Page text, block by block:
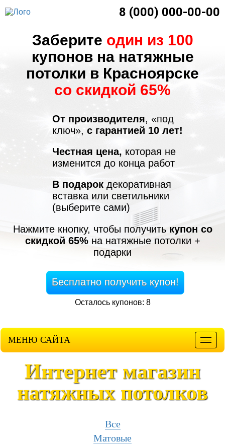
8 (000) 000-00-00
Заберите один из 100
купонов на натяжные
потолки в Красноярске
со скидкой 65%
От производителя, «под
ключ», с гарантией 10 лет!
Честная цена, которая не
изменится до конца работ
В подарок декоративная
вставка или светильники
(выберите сами)
Нажмите кнопку, чтобы получить купон со
скидкой 65%на натяжные потолки +
подарки
Бесплатно получить купон!
Осталось купонов: 8
МЕНЮ САЙТА
Интернет магазин
натяжных потолков
Все
Матовые